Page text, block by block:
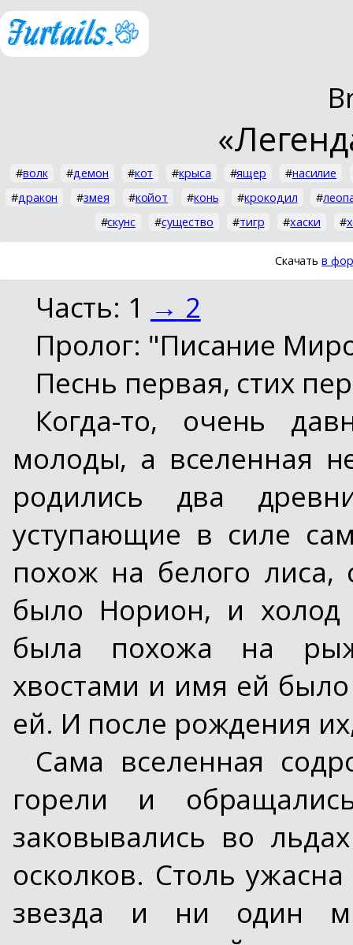
#волк #демон #кот #крыса #ящер #насилие
#дракон #змея #койот #конь #крокодил #
#скунс #существо #тигр #хаски #
Скачатьв
Часть: 1 → 2
Пролог: "Писание
Песнь первая, стих
Когда-то, очень
молоды, а вселенная
родились два
уступающие в силе
похож на белого
было Норион, и холод
была похожа на
хвостами и имя ей
ей. И после рождения
Сама вселенная
горели и
заковывались во
осколков. Столь
звезда и ни один